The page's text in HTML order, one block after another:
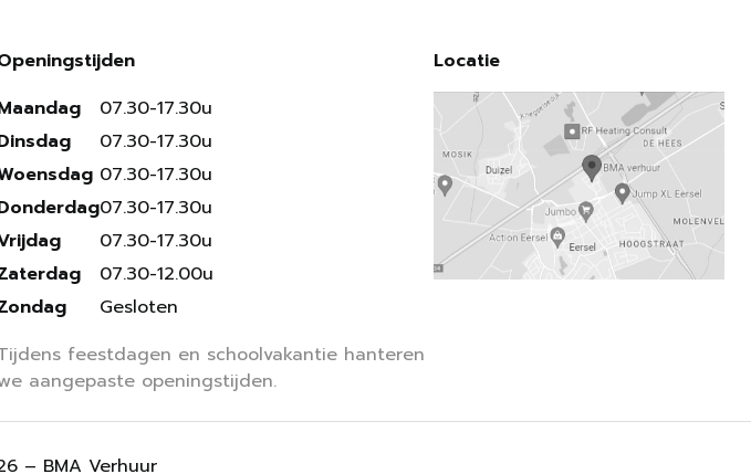
07.30-17.30u
07.30-17.30u
07.30-17.30u
07.30-17.30u
07.30-17.30u
07.30-12.00u
Gesloten
feestdagen en schoolvakantie hanteren
aangepaste openingstijden.
Locatie
– BMA Verhuur